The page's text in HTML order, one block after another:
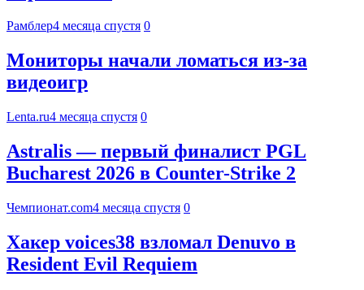
Рамблер4 месяца спустя 0
Мониторы начали ломаться из-за
видеоигр
Lenta.ru4 месяца спустя 0
Astralis — первый финалист PGL
Bucharest 2026 в Counter-Strike 2
Чемпионат.com4 месяца спустя 0
Хакер voices38 взломал Denuvo в
Resident Evil Requiem